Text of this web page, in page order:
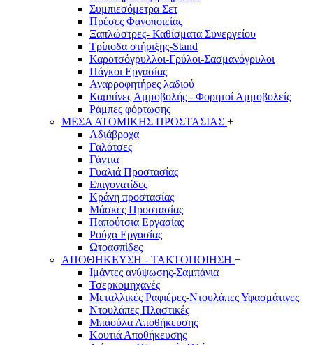
Συμπιεσόμετρα Σετ
Πρέσες Φανοποιείας
Ξαπλώστρες- Καθίσματα Συνεργείου
Τρίποδα στήριξης-Stand
Καροτσόγρυλλοι-Γρύλοι-Σασμανόγρυλοι
Πάγκοι Εργασίας
Αναρροφητήρες λαδιού
Καμπίνες Αμμοβολής - Φορητοί Αμμοβολείς
Ράμπες φόρτωσης
ΜΕΣΑ ΑΤΟΜΙΚΗΣ ΠΡΟΣΤΑΣΙΑΣ +
Αδιάβροχα
Γαλότσες
Γάντια
Γυαλιά Προστασίας
Επιγονατίδες
Κράνη προστασίας
Μάσκες Προστασίας
Παπούτσια Εργασίας
Ρούχα Εργασίας
Ωτοασπίδες
ΑΠΟΘΗΚΕΥΣΗ - ΤΑΚΤΟΠΟΙΗΣΗ +
Ιμάντες ανύψωσης-Σαμπάνια
Τσερκομηχανές
Μεταλλικές Ραφιέρες-Ντουλάπες Υφασμάτινες
Ντουλάπες Πλαστικές
Μπαούλα Αποθήκευσης
Κουτιά Αποθήκευσης